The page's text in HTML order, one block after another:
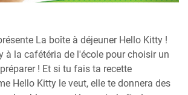
La boîte à déjeuner Hello Kitty !
à la cafétéria de l'école pour choisir un
! Et si tu fais ta recette
Hello Kitty le veut, elle te donnera des